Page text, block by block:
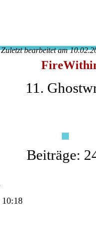
Zuletzt bearbeitet am
11.
Beiträge: